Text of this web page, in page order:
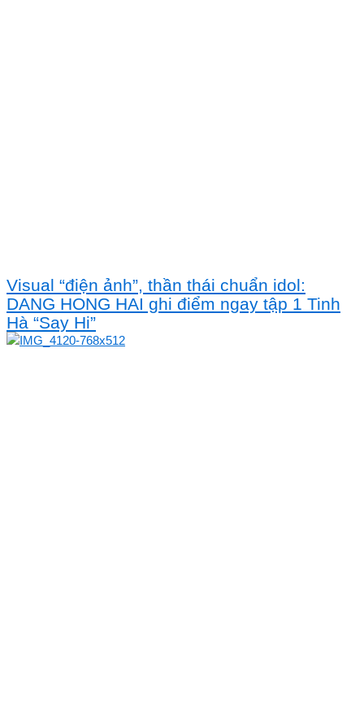
Visual “điện ảnh”, thần thái chuẩn idol:
DANG HONG HAI ghi điểm ngay tập 1 Tinh
Hà “Say Hi”